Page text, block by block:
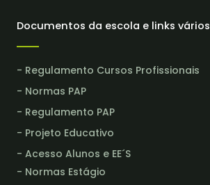
Documentos da escola e links vários
- Regulamento Cursos Profissionais
- Normas PAP
- Regulamento PAP
- Projeto Educativo
- Acesso Alunos e EE´S
- Normas Estágio